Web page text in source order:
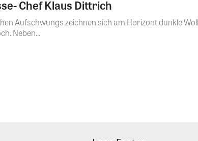
Chef Klaus Dittrich
Aufschwungs zeichnen sich am Horizont dunkle
Neben...